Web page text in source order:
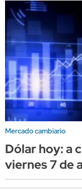
Mercado cambiario
Dólar hoy: a
viernes 7 de